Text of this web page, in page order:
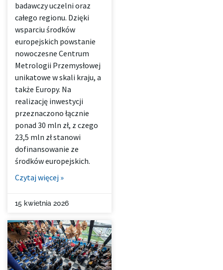
badawczy uczelni oraz
całego regionu. Dzięki
wsparciu środków
europejskich powstanie
nowoczesne Centrum
Metrologii Przemysłowej
unikatowe w skali kraju, a
także Europy. Na
realizację inwestycji
przeznaczono łącznie
ponad 30 mln zł, z czego
23,5 mln zł stanowi
dofinansowanie ze
środków europejskich.
Czytaj więcej »
15 kwietnia 2026